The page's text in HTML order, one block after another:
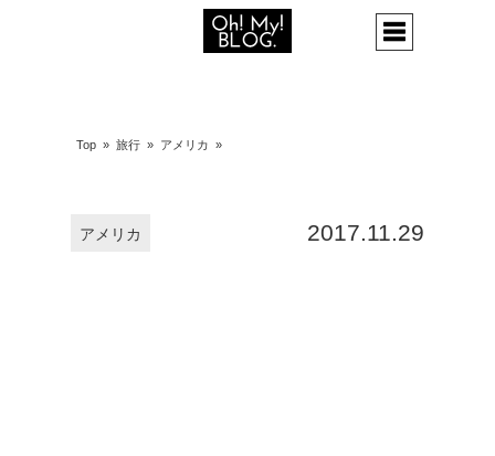
Top » 旅行 » アメリカ »
2017.11.29
アメリカ